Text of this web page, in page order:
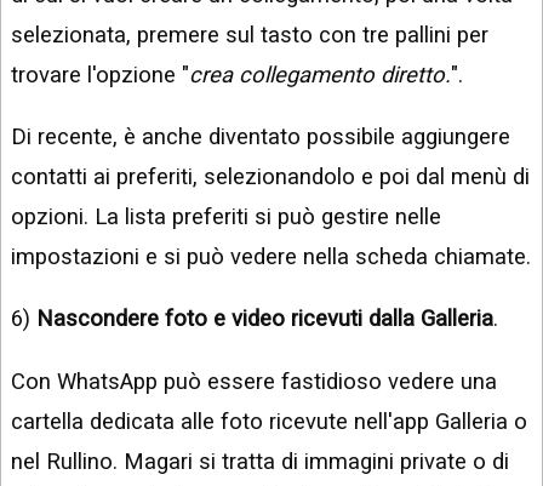
selezionata, premere sul tasto con tre pallini per
trovare l'opzione "crea collegamento diretto.".
Di recente, è anche diventato possibile aggiungere
contatti ai preferiti, selezionandolo e poi dal menù di
opzioni. La lista preferiti si può gestire nelle
impostazioni e si può vedere nella scheda chiamate.
6) Nascondere foto e video ricevuti dalla Galleria.
Con WhatsApp può essere fastidioso vedere una
cartella dedicata alle foto ricevute nell'app Galleria o
nel Rullino. Magari si tratta di immagini private o di